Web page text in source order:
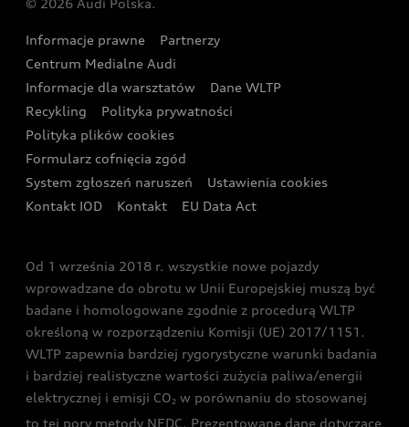
Wyszukaj najbliższego Partnera Audi
Oferta dla przedsiębiorców
Oferta dla klientów prywatnych
Kalkulator rat
Ubezpieczenie
Audi exclusive
Zasięg
Gwarancja
Akcje serwisowe Audi
Katalog online akcesoriów
Audi i Muzeum Sztuki Nowoczesnej w Warszawie
Audi driving experience
Audi quattro Cup
Audi i Puchar Świata w Skokach Narciarskich w
Zakopanem
© 2026 Audi Polska.
Informacje prawne
Partnerzy
Centrum Medialne Audi
Informacje dla warsztatów
Dane WLTP
Recykling
Polityka prywatności
Polityka plików cookies
Formularz cofnięcia zgód
System zgłoszeń naruszeń
Ustawienia cookies
Kontakt IOD
Kontakt EU Data Act
Od 1 września 2018 r. wszystkie nowe pojazdy
wprowadzane do obrotu w Unii Europejskiej muszą być
badane i homologowane zgodnie z procedurą WLTP
określoną w rozporządzeniu Komisji (UE) 2017/1151.
WLTP zapewnia bardziej rygorystyczne warunki badania
i bardziej realistyczne wartości zużycia paliwa/energii
elektrycznej i emisji CO2 w porównaniu do stosowanej
to tej pory metody NEDC. Prezentowane dane dotyczące